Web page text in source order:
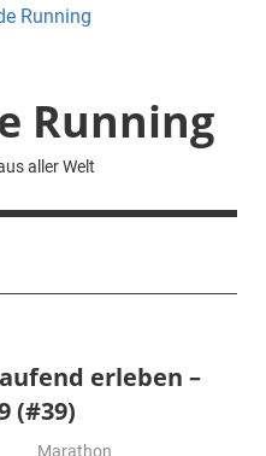
Running
aller Welt
erleben –
(#39)
Marathon